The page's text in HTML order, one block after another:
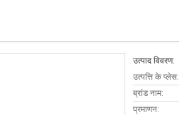
उत्पाद विवरण:
उत्पत्ति के प्लेस:
ब्रांड नाम:
प्रमाणन: